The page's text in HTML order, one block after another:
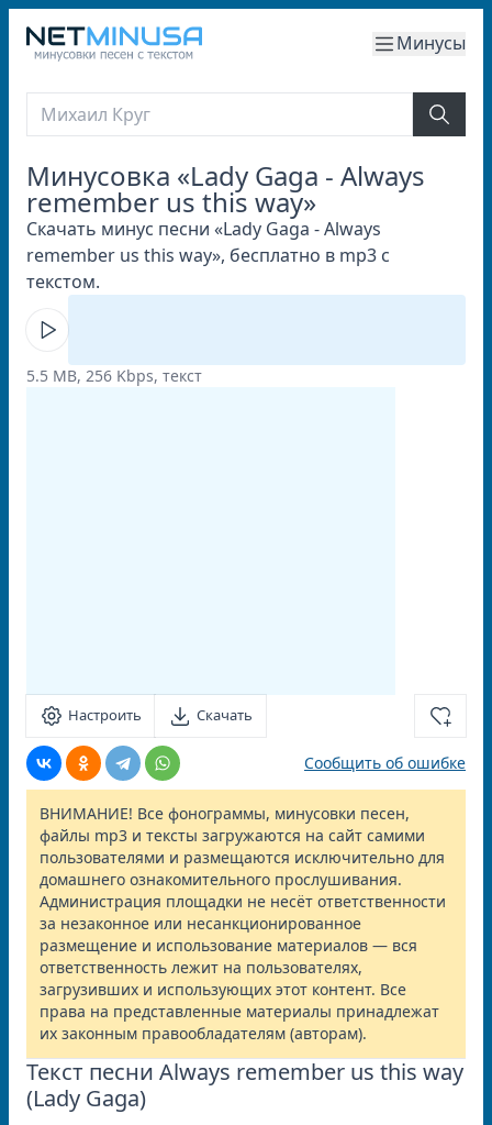
Минусы
Минусовка «Lady Gaga - Always
remember us this way»
Скачать минус песни «Lady Gaga - Always
remember us this way», бесплатно в mp3 с
текстом.
5.5 MB, 256 Kbps, текст
Настроить Скачать
Сообщить об ошибке
ВНИМАНИЕ! Все фонограммы, минусовки песен,
файлы mp3 и тексты загружаются на сайт самими
пользователями и размещаются исключительно для
домашнего ознакомительного прослушивания.
Администрация площадки не несёт ответственности
за незаконное или несанкционированное
размещение и использование материалов — вся
ответственность лежит на пользователях,
загрузивших и использующих этот контент. Все
права на представленные материалы принадлежат
их законным правообладателям (авторам).
Текст песни Always remember us this way
(Lady Gaga)